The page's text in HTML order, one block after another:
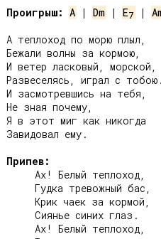
Проигрыш: A | Dm | E7 |
А теплоход по морю плыл,
Бежали волны за кормою,
И ветер ласковый, морской,
Развеселясь, играл с тобою.
И засмотревшись на тебя,
Не зная почему,
Я в этот миг как никогда
Завидовал ему.
Припев: